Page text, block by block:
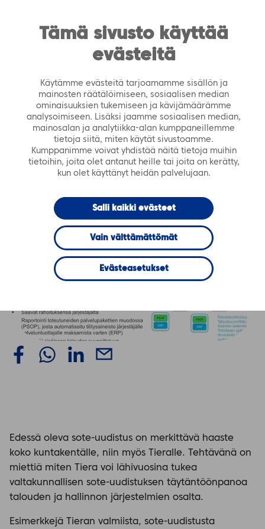
Tämä sivusto käyttää
evästeitä
Käytämme evästeitä tarjoamamme sisällön ja
mainosten räätälöimiseen, sosiaalisen median
ominaisuuksien tukemiseen ja kävijämäärämme
analysoimiseen. Lisäksi jaamme sosiaalisen median,
mainosalan ja analytiikka-alan kumppaneillemme
tietoja siitä, miten käytät sivustoamme.
Kumppanimme voivat yhdistää näitä tietoja muihin
tietoihin, joita olet antanut heille tai joita on kerätty,
kun olet käyttänyt heidän palvelujaan.
Salli kaikki evästeet
Vain välttämättömät
Evästeasetukset
https://tiera.fi/name FI SV
tukevat sote-uudistusta
TIEDOTTEET 3.12.2014
PSOP ja ERP
tukevat sote-
uudistusta
Edessä oleva sote-uudistus on merkittävä haaste
koko kuntakentälle, niin myös Tieralle. Tehtävänä on
miettiä miten Tiera voi lähivuosina tukea
valtakunnallisen sote-uudistuksen täytäntöönpanoa
talouden ja hallinnon järjestelmien osalta.
Esimerkkejä Tieran valmiista, sote-uudistusta